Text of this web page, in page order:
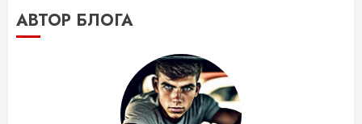
АВТОР БЛОГА